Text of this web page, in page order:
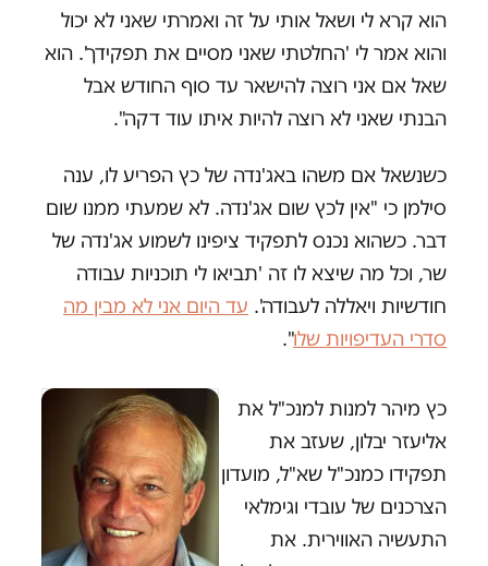
הוא קרא לי ושאל אותי על זה ואמרתי שאני לא יכול
והוא אמר לי 'החלטתי שאני מסיים את תפקידך'. הוא
שאל אם אני רוצה להישאר עד סוף החודש אבל
הבנתי שאני לא רוצה להיות איתו עוד דקה".
כשנשאל אם משהו באג'נדה של כץ הפריע לו, ענה
סילמן כי "אין לכץ שום אג'נדה. לא שמעתי ממנו שום
דבר. כשהוא נכנס לתפקיד ציפינו לשמוע אג'נדה של
שר, וכל מה שיצא לו זה 'תביאו לי תוכניות עבודה
חודשיות ויאללה לעבודה'. עד היום אני לא מבין מה
סדרי העדיפויות שלו".
כץ מיהר למנות למנכ"ל את
אליעזר יבלון, שעזב את
תפקידו כמנכ"ל שא"ל, מועדון
הצרכנים של עובדי וגימלאי
התעשיה האווירית. את